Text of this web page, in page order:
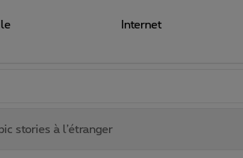
Internet
stories à l’étranger